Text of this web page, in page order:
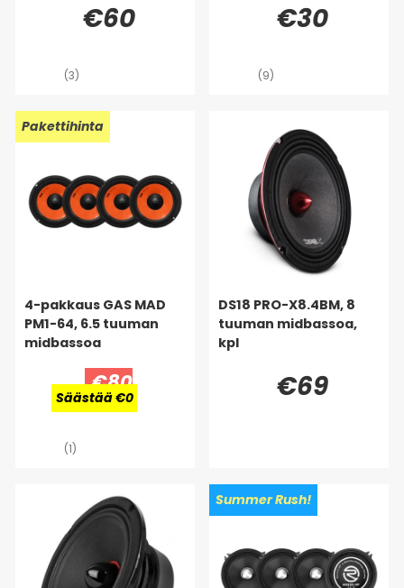
€60
(3)
€30
(9)
Pakettihinta
4-pakkaus GAS MAD
PM1-64, 6.5 tuuman
midbassoa
€80
Säästää €0
(1)
DS18 PRO-X8.4BM, 8
tuuman midbassoa,
kpl
€69
Summer Rush!